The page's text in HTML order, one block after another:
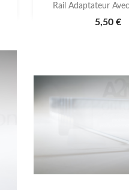
Rail Adaptateur
5,50 €
Aperçu